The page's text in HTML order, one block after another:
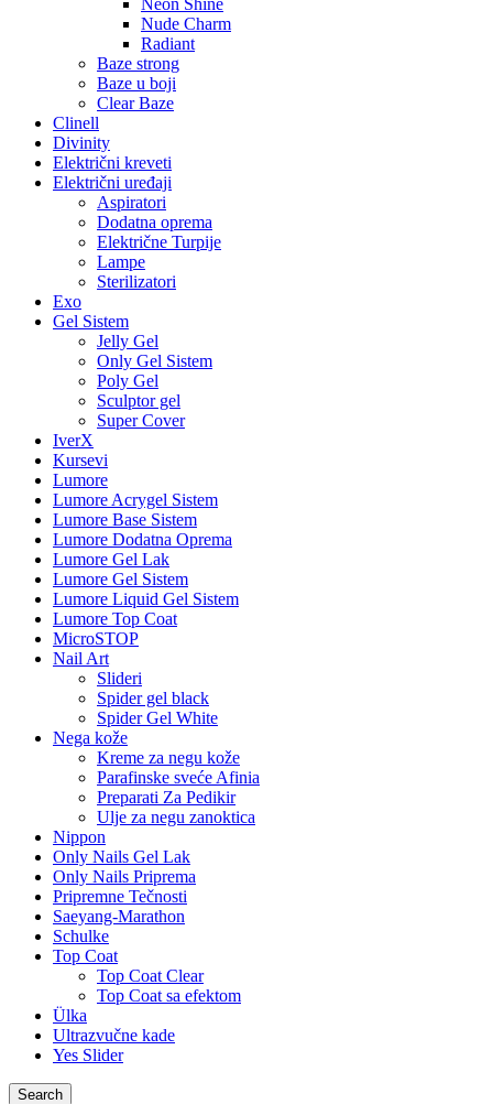
Neon Shine
Nude Charm
Radiant
Baze strong
Baze u boji
Clear Baze
Clinell
Divinity
Električni kreveti
Električni uređaji
Aspiratori
Dodatna oprema
Električne Turpije
Lampe
Sterilizatori
Exo
Gel Sistem
Jelly Gel
Only Gel Sistem
Poly Gel
Sculptor gel
Super Cover
IverX
Kursevi
Lumore
Lumore Acrygel Sistem
Lumore Base Sistem
Lumore Dodatna Oprema
Lumore Gel Lak
Lumore Gel Sistem
Lumore Liquid Gel Sistem
Lumore Top Coat
MicroSTOP
Nail Art
Slideri
Spider gel black
Spider Gel White
Nega kože
Kreme za negu kože
Parafinske sveće Afinia
Preparati Za Pedikir
Ulje za negu zanoktica
Nippon
Only Nails Gel Lak
Only Nails Priprema
Pripremne Tečnosti
Saeyang-Marathon
Schulke
Top Coat
Top Coat Clear
Top Coat sa efektom
Ülka
Ultrazvučne kade
Yes Slider
Search